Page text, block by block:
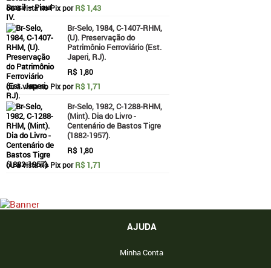
ou à vista no Pix porR$ 1,43
Br-Selo, 1984, C-1407-RHM,
(U). Preservação do
Patrimônio Ferroviário (Est.
Japeri, RJ).
R$ 1,80
ou à vista no Pix porR$ 1,71
Br-Selo, 1982, C-1288-RHM,
(Mint). Dia do Livro -
Centenário de Bastos Tigre
(1882-1957).
R$ 1,80
ou à vista no Pix porR$ 1,71
AJUDA
Minha Conta